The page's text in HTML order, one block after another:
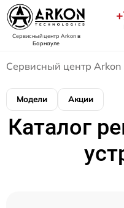
Сервисный центр Arkonв
Барнауле
Сервисный центр Arkon
Модели Акции
Каталог